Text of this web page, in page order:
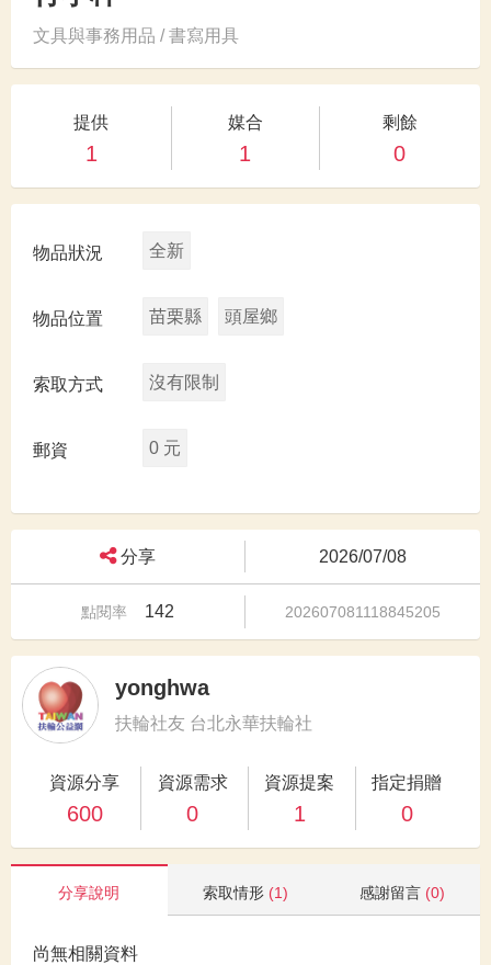
文具與事務用品 / 書寫用具
提供
1
媒合
1
剩餘
0
物品狀況 全新
物品位置 苗栗縣 頭屋鄉
索取方式 沒有限制
郵資 0 元
分享 2026/07/08
點閱率 142 202607081118845205
yonghwa
扶輪社友 台北永華扶輪社
資源分享
600
資源需求
0
資源提案
1
指定捐贈
0
分享說明 索取情形 (1) 感謝留言 (0)
尚無相關資料